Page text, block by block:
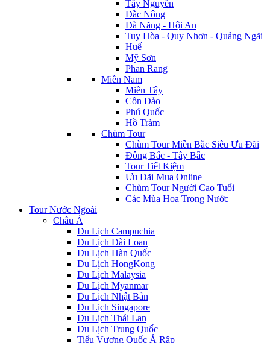
Tây Nguyên
Đắc Nông
Đà Năng - Hội An
Tuy Hòa - Quy Nhơn - Quảng Ngãi
Huế
Mỹ Sơn
Phan Rang
Miền Nam
Miền Tây
Côn Đảo
Phú Quốc
Hồ Tràm
Chùm Tour
Chùm Tour Miền Bắc Siêu Ưu Đãi
Đông Bắc - Tây Bắc
Tour Tiết Kiệm
Ưu Đãi Mua Online
Chùm Tour Người Cao Tuổi
Các Mùa Hoa Trong Nước
Tour Nước Ngoài
Châu Á
Du Lịch Campuchia
Du Lịch Đài Loan
Du Lịch Hàn Quốc
Du Lịch HongKong
Du Lịch Malaysia
Du Lịch Myanmar
Du Lịch Nhật Bản
Du Lịch Singapore
Du Lịch Thái Lan
Du Lịch Trung Quốc
Tiểu Vương Quốc Ả Rập